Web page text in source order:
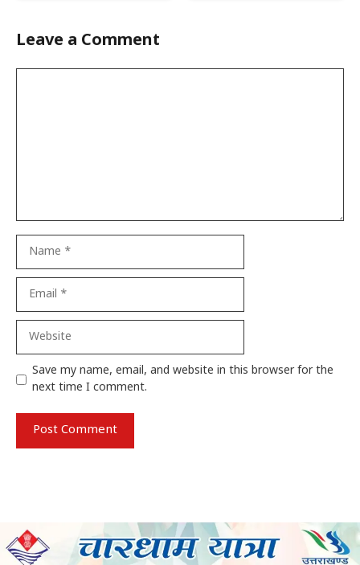
Leave a Comment
Website
Save my name, email, and website in this browser for the
next time I comment.